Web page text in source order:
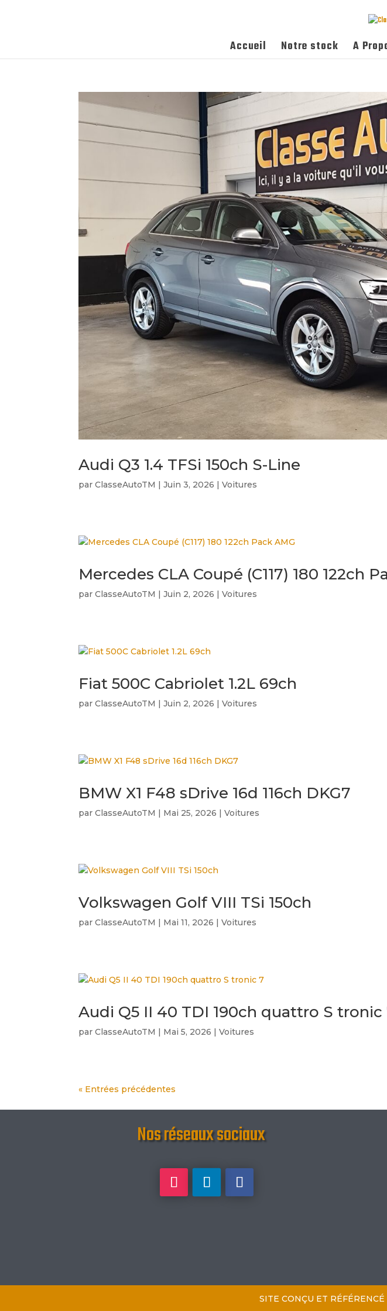
Accueil Notre stock A
Audi Q3 1.4 TFSi 150ch S-Line
parClasseAutoTM |Juin 3, 2026 |Voitures
Mercedes CLA Coupé (C117) 180 122ch
parClasseAutoTM |Juin 2, 2026 |Voitures
Fiat 500C Cabriolet 1.2L 69ch
parClasseAutoTM |Juin 2, 2026 |Voitures
BMW X1 F48 sDrive 16d 116ch DKG7
parClasseAutoTM | Mai 25, 2026 |Voitures
Volkswagen Golf VIII TSi 150ch
parClasseAutoTM | Mai 11, 2026 |Voitures
Audi Q5 II 40 TDI 190ch quattro S tronic
parClasseAutoTM | Mai 5, 2026 |Voitures
« Entrées précédentes
Nos réseaux sociaux
SITE CONÇU ET RÉFÉRENCÉ